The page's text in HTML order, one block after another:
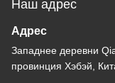
Наш адрес
Адрес
Западнее деревни
провинция Хэбэй,